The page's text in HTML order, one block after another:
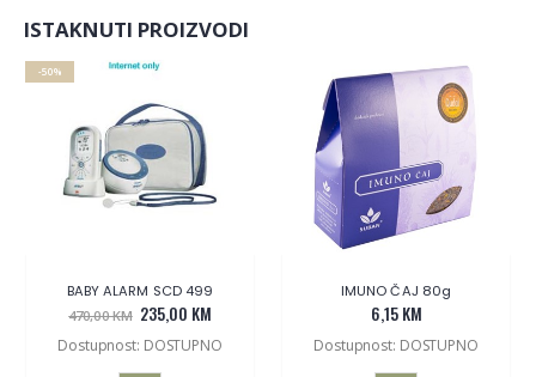
ISTAKNUTI PROIZVODI
BABY ALARM SCD 499
470,00 KM 235,00 KM
-50%
Dostupnost: DOSTUPNO
IMUNO ČAJ 80g
6,15 KM
Dostupnost: DOSTUPNO